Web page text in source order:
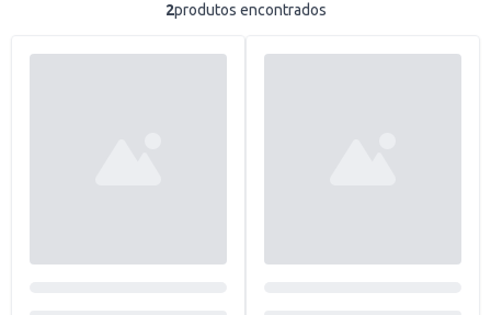
2produtos encontrados